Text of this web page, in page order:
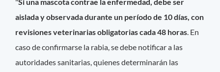
aislada y observada durante un período de 10 días, con
revisiones veterinarias obligatorias cada 48 horas. En
caso de confirmarse la rabia, se debe notificar a las
autoridades sanitarias, quienes determinarán las